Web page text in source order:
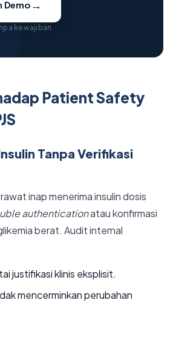
Demo →
kewajiban
Patient Safety
Tanpa Verifikasi
inap menerima insulin dosis
authenticationatau konfirmasi
berat. Audit internal
justifikasi klinis eksplisit.
mencerminkan perubahan